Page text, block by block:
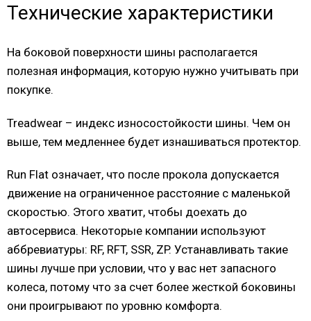
Технические характеристики
На боковой поверхности шины располагается
полезная информация, которую нужно учитывать при
покупке.
Treadwear – индекс износостойкости шины. Чем он
выше, тем медленнее будет изнашиваться протектор.
Run Flat означает, что после прокола допускается
движение на ограниченное расстояние с маленькой
скоростью. Этого хватит, чтобы доехать до
автосервиса. Некоторые компании используют
аббревиатуры: RF, RFT, SSR, ZP. Устанавливать такие
шины лучше при условии, что у вас нет запасного
колеса, потому что за счет более жесткой боковины
они проигрывают по уровню комфорта.